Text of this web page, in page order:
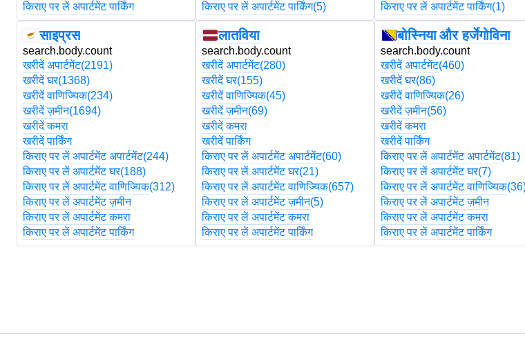
किराए पर लें अपार्टमेंट पार्किंग
साइप्रस
search.body.count
खरीदें अपार्टमेंट(2191)
खरीदें घर(1368)
खरीदें वाणिज्यिक(234)
खरीदें ज़मीन(1694)
खरीदें कमरा
खरीदें पार्किंग
किराए पर लें अपार्टमेंट अपार्टमेंट(244)
किराए पर लें अपार्टमेंट घर(188)
किराए पर लें अपार्टमेंट वाणिज्यिक(312)
किराए पर लें अपार्टमेंट ज़मीन
किराए पर लें अपार्टमेंट कमरा
किराए पर लें अपार्टमेंट पार्किंग
किराए पर लें अपार्टमेंट पार्किंग(5)
लातविया
search.body.count
खरीदें अपार्टमेंट(280)
खरीदें घर(155)
खरीदें वाणिज्यिक(45)
खरीदें ज़मीन(69)
खरीदें कमरा
खरीदें पार्किंग
किराए पर लें अपार्टमेंट अपार्टमेंट(60)
किराए पर लें अपार्टमेंट घर(21)
किराए पर लें अपार्टमेंट वाणिज्यिक(657)
किराए पर लें अपार्टमेंट ज़मीन(5)
किराए पर लें अपार्टमेंट कमरा
किराए पर लें अपार्टमेंट पार्किंग
किराए पर लें अपार्टमेंट पार्किंग(1)
बोस्निया और हर्जेगोविना
search.body.count
खरीदें अपार्टमेंट(460)
खरीदें घर(86)
खरीदें वाणिज्यिक(26)
खरीदें ज़मीन(56)
खरीदें कमरा
खरीदें पार्किंग
किराए पर लें अपार्टमेंट अपार्टमेंट(81)
किराए पर लें अपार्टमेंट घर(7)
किराए पर लें अपार्टमेंट वाणिज्यिक
किराए पर लें अपार्टमेंट ज़मीन
किराए पर लें अपार्टमेंट कमरा
किराए पर लें अपार्टमेंट पार्किंग